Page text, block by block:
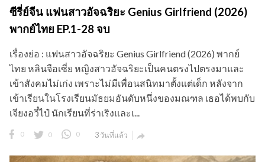
ซีรี่ย์จีน แฟนสาวอัจฉริยะ Genius Girlfriend (2026)
พากย์ไทย EP.1-28 จบ
เรื่องย่อ : แฟนสาวอัจฉริยะ Genius Girlfriend (2026) พากย์
ไทย หลินจือเซี่ย หญิงสาวอัจฉริยะเป็นคนตรงไปตรงมาและ
เข้าสังคมไม่เก่ง เพราะไม่มีเพื่อนสนิทมาตั้งแต่เด็ก หลังจาก
เข้าเรียนในโรงเรียนมัธยมอันดับหนึ่งของมณฑล เธอได้พบกับ
เจียงอวี๋ไป๋ นักเรียนที่ร่าเริงและเ...
0 0 0 3 วันที่แล้ว 